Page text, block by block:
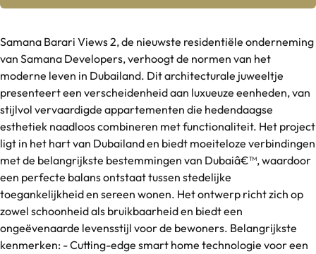
Samana Barari Views 2, de nieuwste residentiële onderneming
van Samana Developers, verhoogt de normen van het
moderne leven in Dubailand. Dit architecturale juweeltje
presenteert een verscheidenheid aan luxueuze eenheden, van
stijlvol vervaardigde appartementen die hedendaagse
esthetiek naadloos combineren met functionaliteit. Het project
ligt in het hart van Dubailand en biedt moeiteloze verbindingen
met de belangrijkste bestemmingen van Dubaiâ€™, waardoor
een perfecte balans ontstaat tussen stedelijke
toegankelijkheid en sereen wonen. Het ontwerp richt zich op
zowel schoonheid als bruikbaarheid en biedt een
ongeëvenaarde levensstijl voor de bewoners. Belangrijkste
kenmerken: - Cutting-edge smart home technologie voor een